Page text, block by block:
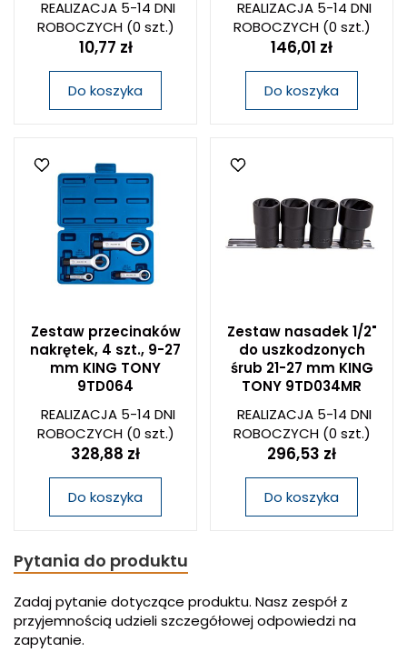
REALIZACJA 5-14 DNI
ROBOCZYCH(0 szt.)
10,77 zł
Do koszyka
REALIZACJA 5-14 DNI
ROBOCZYCH(0 szt.)
146,01 zł
Do koszyka
Zestaw przecinaków
nakrętek, 4 szt., 9-27
mm KING TONY
9TD064
REALIZACJA 5-14 DNI
ROBOCZYCH(0 szt.)
328,88 zł
Do koszyka
Zestaw nasadek 1/2"
do uszkodzonych
śrub 21-27 mm KING
TONY 9TD034MR
REALIZACJA 5-14 DNI
ROBOCZYCH(0 szt.)
296,53 zł
Do koszyka
Pytania do produktu
Zadaj pytanie dotyczące produktu. Nasz zespół z
przyjemnością udzieli szczegółowej odpowiedzi na
zapytanie.